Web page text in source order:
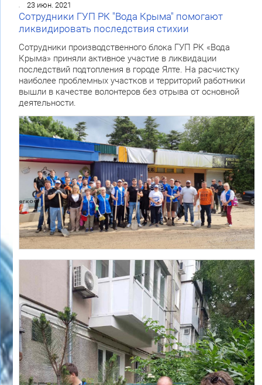
23 июн. 2021
Сотрудники ГУП РК "Вода Крыма" помогают
ликвидировать последствия стихии
Сотрудники производственного блока ГУП РК «Вода
Крыма» приняли активное участие в ликвидации
последствий подтопления в городе Ялте. На расчистку
наиболее проблемных участков и территорий работники
вышли в качестве волонтеров без отрыва от основной
деятельности.